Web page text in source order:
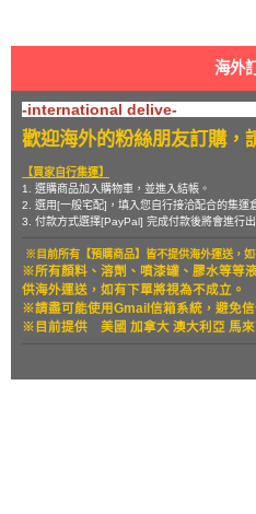
海外
-international delive-
歡迎海外的粉絲朋友訂購，
【買家自行集運】
1. 選購商品加入購物車，並進入結帳。
2. 選用[一般宅配]，填入您自行接洽配合的集運
3. 付款方式選擇[PayPal] 完成付款後將會進行出
※目前所有【預購商品】皆不提供海外運送，如
※所有顏料、溶劑、噴漆罐、膠水等等
供海外運送，如有下單將視為不成立。
※請盡可能使用Gmail信箱系統，避免信
※目前提供 美國 加拿大 澳大利亞 馬